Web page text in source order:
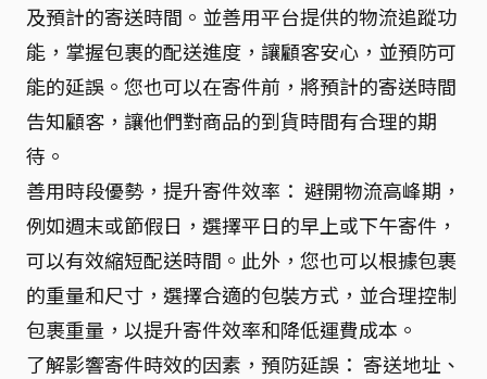
及預計的寄送時間。並善用平台提供的物流追蹤功
能，掌握包裹的配送進度，讓顧客安心，並預防可
能的延誤。您也可以在寄件前，將預計的寄送時間
告知顧客，讓他們對商品的到貨時間有合理的期
待。
善用時段優勢，提升寄件效率： 避開物流高峰期，
例如週末或節假日，選擇平日的早上或下午寄件，
可以有效縮短配送時間。此外，您也可以根據包裹
的重量和尺寸，選擇合適的包裝方式，並合理控制
包裹重量，以提升寄件效率和降低運費成本。
了解影響寄件時效的因素，預防延誤： 寄送地址、